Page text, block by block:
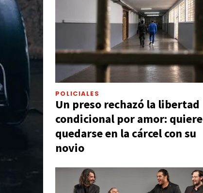
POLICIALES
Un preso rechazó la libertad
condicional por amor: quiere
quedarse en la cárcel con su
novio